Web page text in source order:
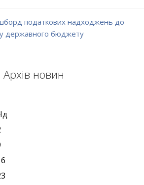
податкових надходжень до
державного бюджету
Архів новин